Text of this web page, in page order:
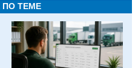
ПО ТЕМЕ